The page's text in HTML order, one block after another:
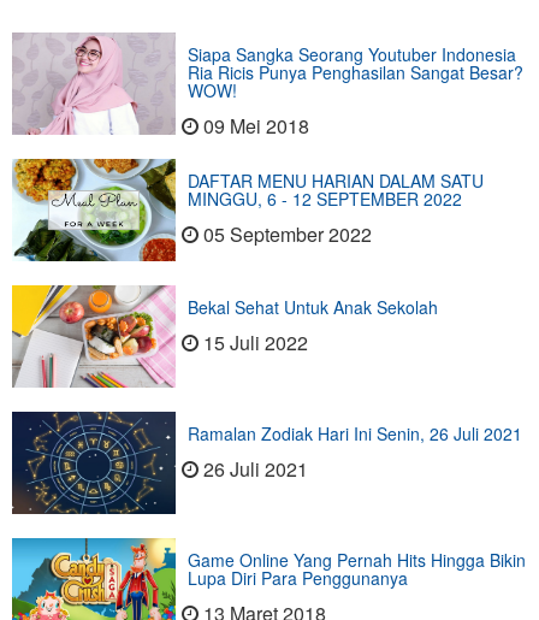
Siapa Sangka Seorang Youtuber Indonesia
Ria Ricis Punya Penghasilan Sangat Besar?
WOW!
09 Mei 2018
DAFTAR MENU HARIAN DALAM SATU
MINGGU, 6 - 12 SEPTEMBER 2022
05 September 2022
Bekal Sehat Untuk Anak Sekolah
15 Juli 2022
Ramalan Zodiak Hari Ini Senin, 26 Juli 2021
26 Juli 2021
Game Online Yang Pernah Hits Hingga Bikin
Lupa Diri Para Penggunanya
13 Maret 2018